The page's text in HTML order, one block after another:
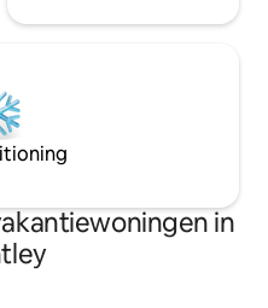
in